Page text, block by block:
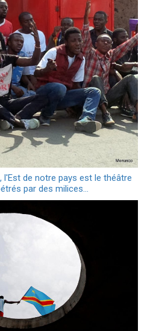
l'Est de notre pays est le théâtre
par des milices…